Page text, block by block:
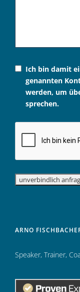
Ich bin damit
genannten
werden, um
sprechen.
ARNO
Speaker, Trainer,